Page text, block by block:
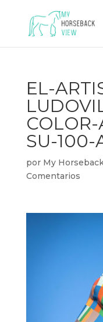
EL-
SU-100-
por My
Comentarios